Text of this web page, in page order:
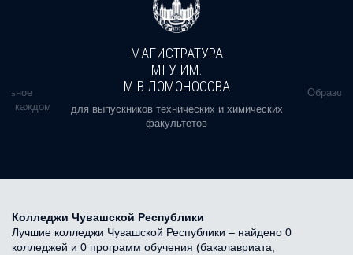
в каждом
МАГИСТРАТУРА
МГУ ИМ.
М.В.ЛОМОНОСОВА
для выпускников технических и химических
факультетов
Колледжи Чувашской Республики
Лучшие колледжи Чувашской Республики – найдено 0
колледжей и 0 программ обучения (бакалавриата,